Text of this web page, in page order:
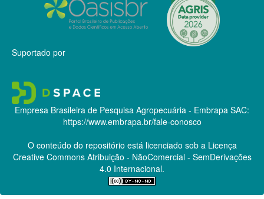
Suportado por
Empresa Brasileira de Pesquisa Agropecuária - Embrapa SAC:
https://www.embrapa.br/fale-conosco
O conteúdo do repositório está licenciado sob a Licença
Creative CommonsAtribuição - NãoComercial - SemDerivações
4.0 Internacional.